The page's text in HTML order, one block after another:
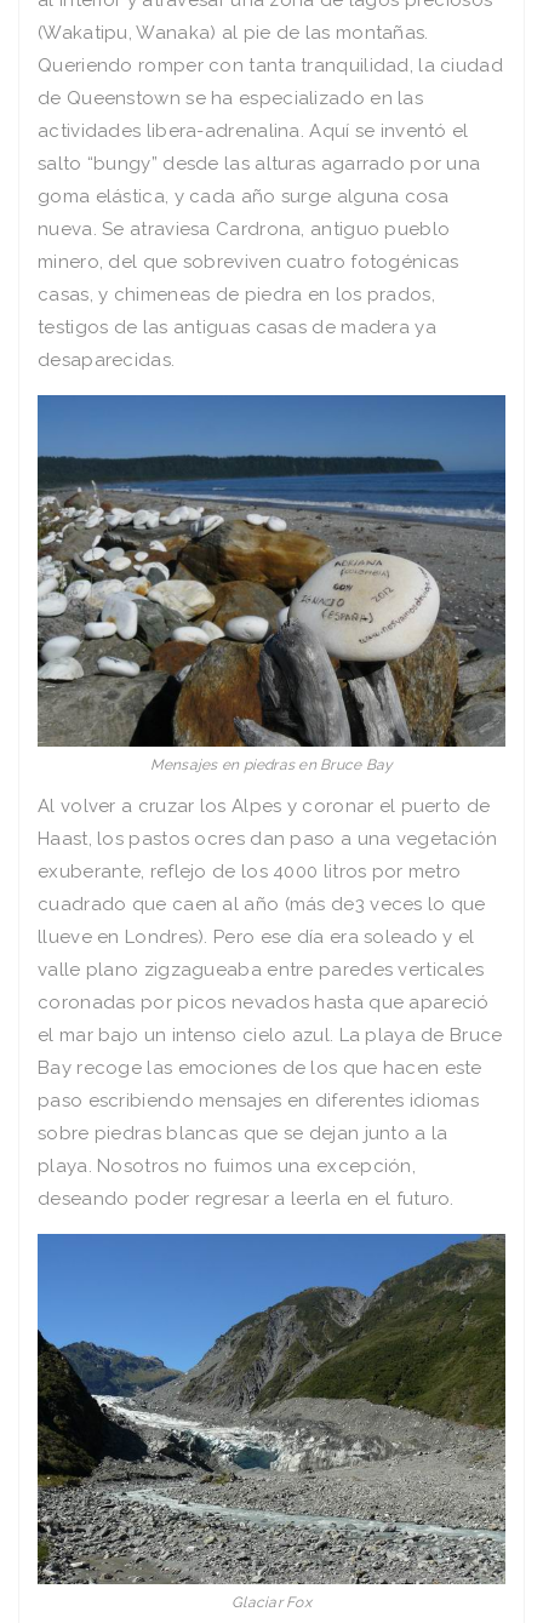
(Wakatipu, Wanaka) al pie de las montañas.
Queriendo romper con tanta tranquilidad, la ciudad
de Queenstown se ha especializado en las
actividades libera-adrenalina. Aquí se inventó el
salto “bungy” desde las alturas agarrado por una
goma elástica, y cada año surge alguna cosa
nueva. Se atraviesa Cardrona, antiguo pueblo
minero, del que sobreviven cuatro fotogénicas
casas, y chimeneas de piedra en los prados,
testigos de las antiguas casas de madera ya
desaparecidas.
Mensajes en piedras en Bruce Bay
Al volver a cruzar los Alpes y coronar el puerto de
Haast, los pastos ocres dan paso a una vegetación
exuberante, reflejo de los 4000 litros por metro
cuadrado que caen al año (más de3 veces lo que
llueve en Londres). Pero ese día era soleado y el
valle plano zigzagueaba entre paredes verticales
coronadas por picos nevados hasta que apareció
el mar bajo un intenso cielo azul. La playa de Bruce
Bay recoge las emociones de los que hacen este
paso escribiendo mensajes en diferentes idiomas
sobre piedras blancas que se dejan junto a la
playa. Nosotros no fuimos una excepción,
deseando poder regresar a leerla en el futuro.
Glaciar Fox